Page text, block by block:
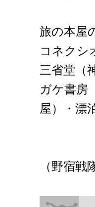
旅の本屋
コネクシ
三省堂（
ガケ書房
屋）・漂
（野宿